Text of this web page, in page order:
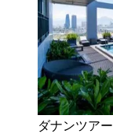
ダナンツアー